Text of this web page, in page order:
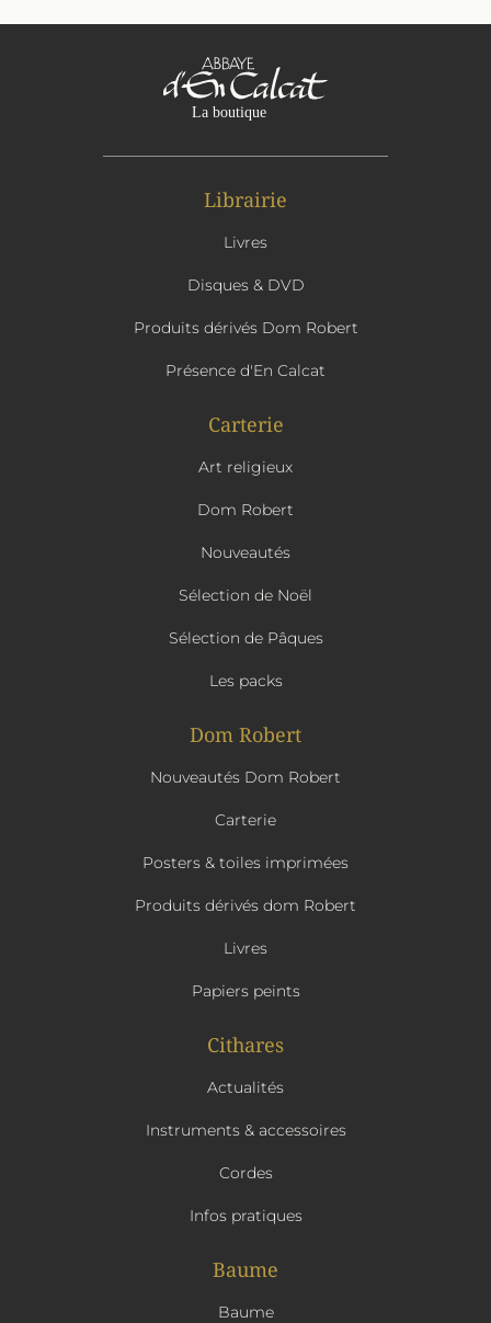
Librairie
Livres
Disques & DVD
Produits dérivés Dom Robert
Présence d'En Calcat
Carterie
Art religieux
Dom Robert
Nouveautés
Sélection de Noël
Sélection de Pâques
Les packs
Dom Robert
Nouveautés Dom Robert
Carterie
Posters & toiles imprimées
Produits dérivés dom Robert
Livres
Papiers peints
Cithares
Actualités
Instruments & accessoires
Cordes
Infos pratiques
Baume
Baume